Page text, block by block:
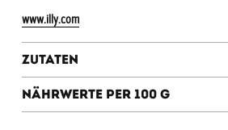
KARRIERE
www.illy.com
Zutaten
Nährwerte per 100 g